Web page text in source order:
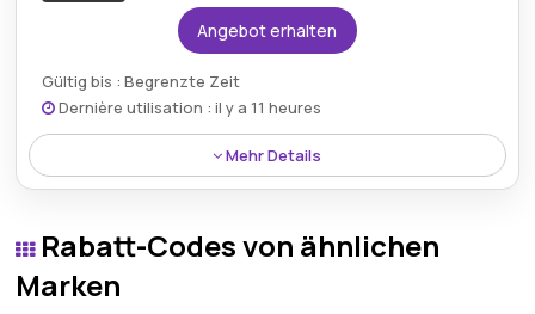
Angebot erhalten
Gültig bis : Begrenzte Zeit
Dernière utilisation : il y a 11 heures
Mehr Details
Das Dinamo Zagreb Augustor-Trikot ist derzeit im
erhÃ¤ltlich.
Rabatt-Codes von ähnlichen
Marken